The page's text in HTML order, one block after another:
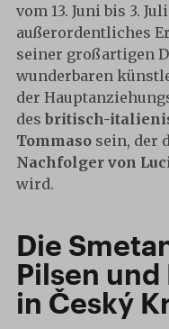
vom 13. Juni bis 3.
außerordentliches
seiner großartigen
wunderbaren
der
des britisch-
Tommaso sein, der
Nachfolger von
wird.
Die
Pilsen
in Český